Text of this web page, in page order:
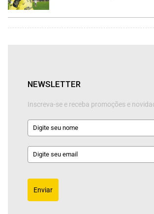
NEWSLETTER
Inscreva-se e receba promoções e
Enviar